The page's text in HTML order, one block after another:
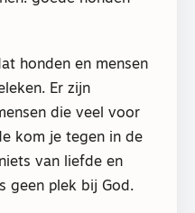
honden en mensen
Er zijn
die veel voor
kom je tegen in de
van liefde en
geen plek bij God.